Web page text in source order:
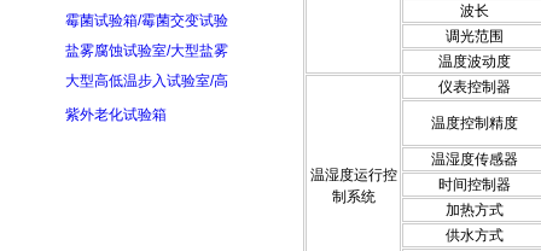
霉菌试验箱/霉菌交变试验
盐雾腐蚀试验室/大型盐雾
大型高低温步入试验室/高
紫外老化试验箱
波长
调光范围
温度波动度
温湿度运行控
制系统
仪表控制器
温度控制精度
温湿度传感器
时间控制器
加热方式
供水方式